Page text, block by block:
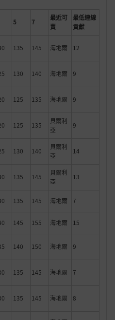
5 7
最近可
賣
最低連線
貢獻
135 145 海地爾 12
130 140 海地爾 9
125 135 海地爾 9
125 135
貝爾利
亞
9
130 140
貝爾利
亞
14
135 145
貝爾利
亞
13
135 145 海地爾 7
145 155 海地爾 15
140 150 海地爾 9
135 145 海地爾 7
135 145 海地爾 8